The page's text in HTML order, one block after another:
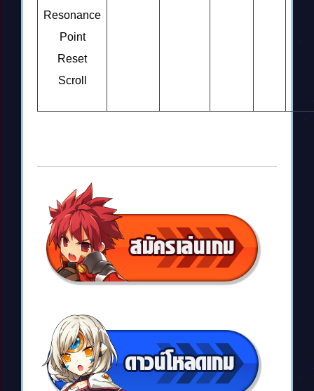
Resonance
Point
Reset
Scroll